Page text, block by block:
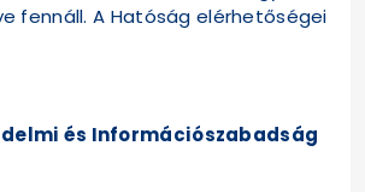
fennáll. A Hatóság elérhetőségei
és Információszabadság